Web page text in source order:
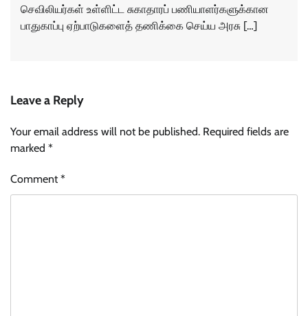
செவிலியர்கள் உள்ளிட்ட சுகாதாரப் பணியாளர்களுக்கான
பாதுகாப்பு ஏற்பாடுகளைத் தணிக்கை செய்ய அரசு […]
Leave a Reply
Your email address will not be published. Required fields are
marked *
Comment*